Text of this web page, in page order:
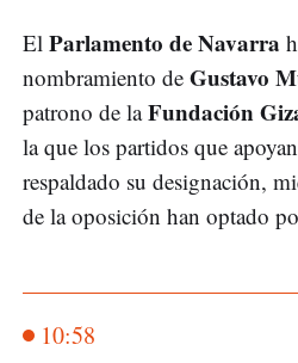
El Parlamento de Navarra
nombramiento de Gustavo
patrono de laFundación
la que los partidos que
respaldado su designación,
de la oposición han optado
10:58